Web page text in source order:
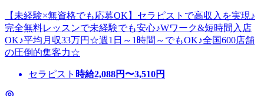
【未経験×無資格でも応募OK】セラピストで高収入を実現♪
完全無料レッスンで未経験でも安心♪Wワーク&短時間入店
OK♪平均月収33万円☆週1日～1時間～でもOK♪全国600店舗
の圧倒的集客力☆
セラピスト 時給2,088円〜3,510円